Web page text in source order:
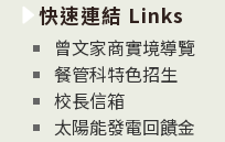
消
息
News
快速連結 Links
曾文家商實境導覽
餐管科特色招生
校長信箱
太陽能發電回饋金